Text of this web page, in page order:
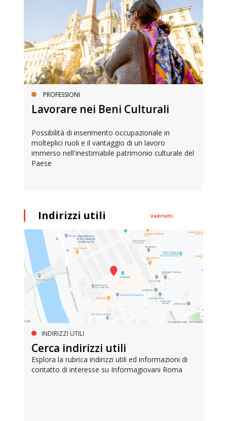
PROFESSIONI
Lavorare nei Beni Culturali
Possibilità di inserimento occupazionale in
molteplici ruoli e il vantaggio di un lavoro
immerso nell'inestimabile patrimonio culturale del
Paese
Indirizzi utili Vedi tutti
INDIRIZZI UTILI
Cerca indirizzi utili
Esplora la rubrica indirizzi utili ed informazioni di
contatto di interesse su Informagiovani Roma